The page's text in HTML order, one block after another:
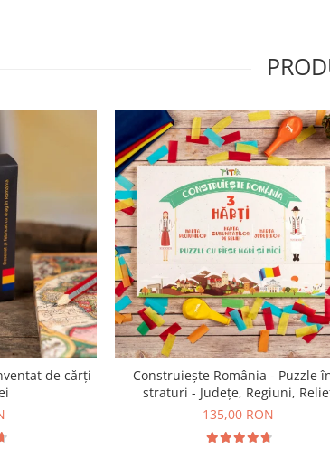
de cărți
Construiește România - Puzzle
straturi - Județe, Regiuni,
135,00 RON